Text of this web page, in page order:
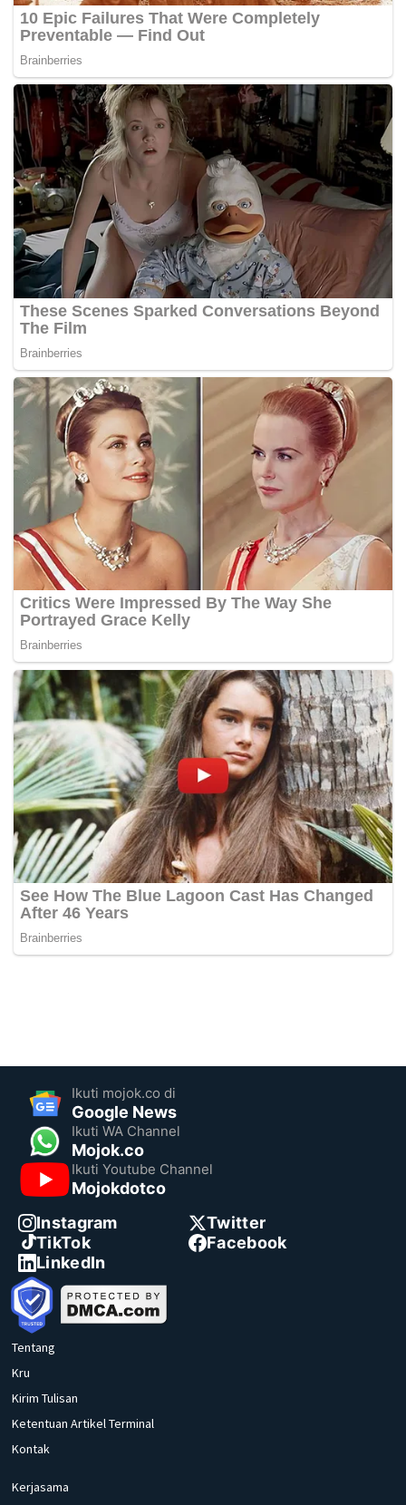
Ikuti mojok.co di
Google News
Ikuti WA Channel
Mojok.co
Ikuti Youtube Channel
Mojokdotco
Instagram
Twitter
TikTok
Facebook
LinkedIn
Tentang
Kru
Kirim Tulisan
Ketentuan Artikel Terminal
Kontak
Kerjasama